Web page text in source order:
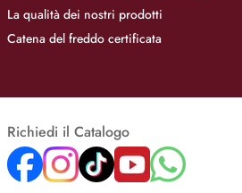
La qualità dei nostri prodotti
Catena del freddo certificata
Richiedi il Catalogo